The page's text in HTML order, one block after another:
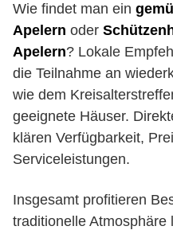
Wie findet man ein
Apelern oder
Apelern? Lokale
die Teilnahme an
wie dem
geeignete Häuser.
klären Verfügbarkeit,
Serviceleistungen.
Insgesamt profitieren
traditionelle Atmosphäre